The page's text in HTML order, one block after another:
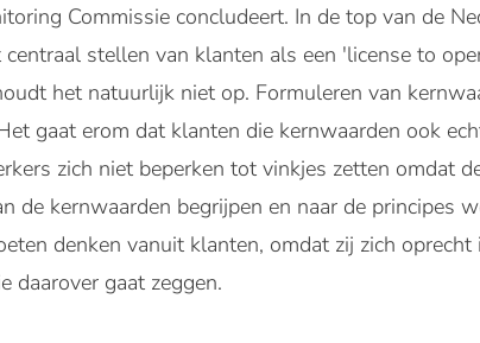
Commissie concludeert. In de top van de
stellen van klanten als een 'license to
het natuurlijk niet op. Formuleren van
gaat erom dat klanten die kernwaarden ook
zich niet beperken tot vinkjes zetten omdat
de kernwaarden begrijpen en naar de principes
denken vanuit klanten, omdat zij zich
daarover gaat zeggen.